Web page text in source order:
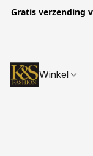
Gratis verzending
Winkel